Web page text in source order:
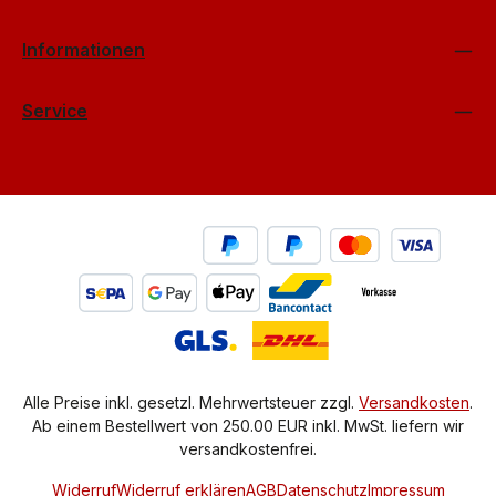
Informationen
Service
Alle Preise inkl. gesetzl. Mehrwertsteuer zzgl. Versandkosten.
Ab einem Bestellwert von 250.00 EUR inkl. MwSt. liefern wir
versandkostenfrei.
WiderrufWiderruf erklärenAGBDatenschutzImpressum